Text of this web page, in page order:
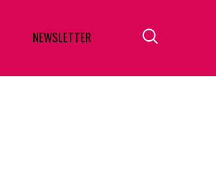
NEWSLETTER